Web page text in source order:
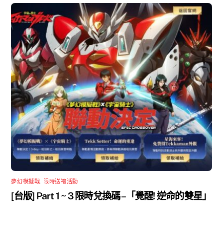
夢幻模擬戰 限時送禮活動
[台版] Part 1 ~ 3 限時兌換碼 –「覺醒! 逆命的雙星」